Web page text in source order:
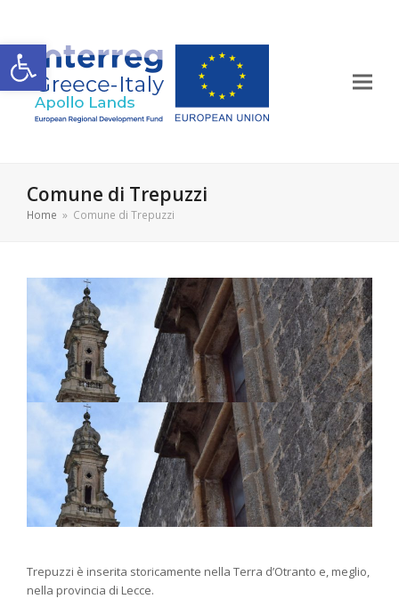
Apri la barra degli strumenti
Comune di Trepuzzi
Home » Comune di Trepuzzi
Trepuzzi è inserita storicamente nella Terra d’Otranto e, meglio,
nella provincia di Lecce.